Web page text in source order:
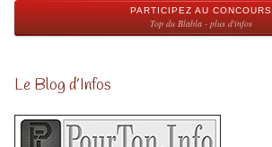
PARTICIPEZ AU CONCOURS
Top du Blabla - plus d'infos
Le Blog d’Infos